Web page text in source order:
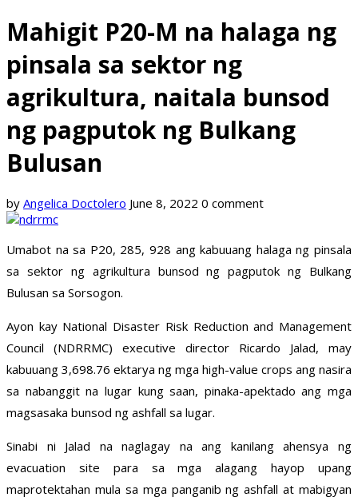
Mahigit P20-M na halaga ng
pinsala sa sektor ng
agrikultura, naitala bunsod
ng pagputok ng Bulkang
Bulusan
by Angelica Doctolero June 8, 2022 0 comment
Umabot na sa P20, 285, 928 ang kabuuang halaga ng pinsala
sa sektor ng agrikultura bunsod ng pagputok ng Bulkang
Bulusan sa Sorsogon.
Ayon kay National Disaster Risk Reduction and Management
Council (NDRRMC) executive director Ricardo Jalad, may
kabuuang 3,698.76 ektarya ng mga high-value crops ang nasira
sa nabanggit na lugar kung saan, pinaka-apektado ang mga
magsasaka bunsod ng ashfall sa lugar.
Sinabi ni Jalad na naglagay na ang kanilang ahensya ng
evacuation site para sa mga alagang hayop upang
maprotektahan mula sa mga panganib ng ashfall at mabigyan